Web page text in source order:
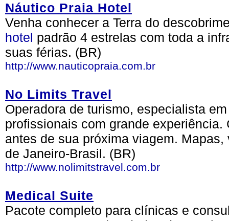
Náutico Praia Hotel
Venha conhecer a Terra do
hotel padrão 4 estrelas com toda a
suas férias. (BR)
http://www.nauticopraia.com.br
No Limits Travel
Operadora de turismo, especialista
profissionais com grande
antes de sua próxima viagem.
de Janeiro-Brasil. (BR)
http://www.nolimitstravel.com.br
Medical Suite
Pacote completo para clínicas e